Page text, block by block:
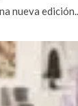
nueva